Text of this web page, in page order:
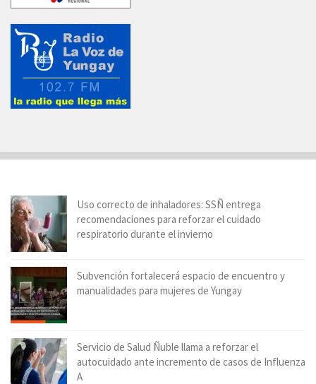
Uso correcto de inhaladores: SSÑ entrega
recomendaciones para reforzar el cuidado
respiratorio durante el invierno
Subvención fortalecerá espacio de encuentro y
manualidades para mujeres de Yungay
Servicio de Salud Ñuble llama a reforzar el
autocuidado ante incremento de casos de Influenza
A